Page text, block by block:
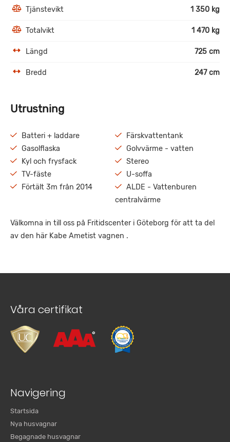
Tjänstevikt 1 350 kg
Totalvikt 1 470 kg
Längd 725 cm
Bredd 247 cm
Utrustning
Batteri + laddare
Färskvattentank
Gasolflaska
Golvvärme - vatten
Kyl och frysfack
Stereo
TV-fäste
U-soffa
Förtält 3m från 2014
ALDE - Vattenburen
centralvärme
Välkomna in till oss på Fritidscenter i Göteborg för att ta del
av den här Kabe Ametist vagnen .
Våra certifikat
Navigering
Startsida
Nya husvagnar
Begagnade husvagnar